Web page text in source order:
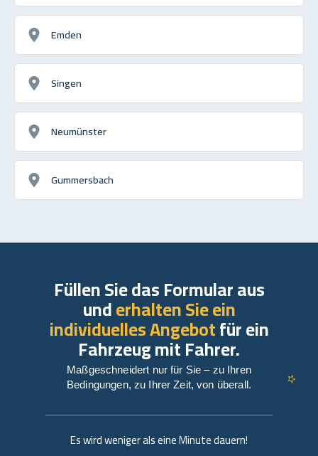
Emden
Singen
Neumünster
Gummersbach
Es wird weniger als eine Minute dauern!
Füllen Sie das Formular aus
underhalten Sie ein
individuelles Angebotfür ein
Fahrzeug mit Fahrer.
Maßgeschneidert nur für Sie – zu Ihren
Bedingungen, zu Ihrer Zeit, von überall.